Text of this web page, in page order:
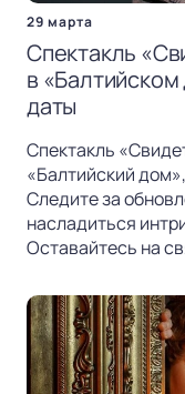
29 марта
Спектакль
в
даты
Спектакль
«Балтийский
Следите за
насладиться
Оставайтесь на